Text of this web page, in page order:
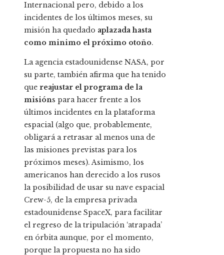
Internacional pero, debido a los
incidentes de los últimos meses, su
misión ha quedado aplazada hasta
como minimo el próximo otoño.
La agencia estadounidense NASA, por
su parte, también afirma que ha tenido
que reajustar el programa de la
misións para hacer frente a los
últimos incidentes en la plataforma
espacial (algo que, probablemente,
obligará a retrasar al menos una de
las misiones previstas para los
próximos meses). Asimismo, los
americanos han derecido a los rusos
la posibilidad de usar su nave espacial
Crew-5, de la empresa privada
estadounidense SpaceX, para facilitar
el regreso de la tripulación ‘atrapada’
en órbita aunque, por el momento,
porque la propuesta no ha sido